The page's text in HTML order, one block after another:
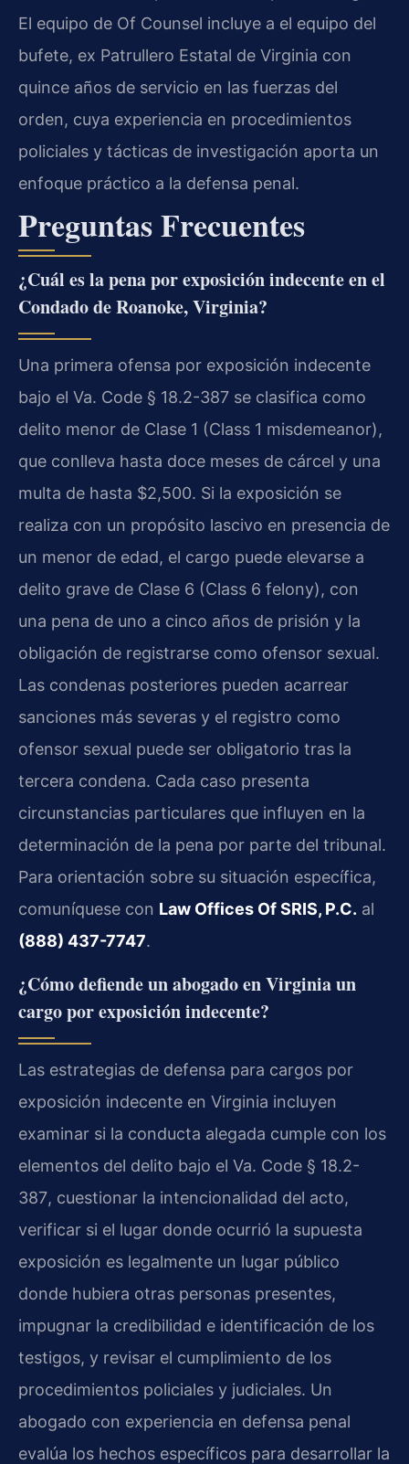
El equipo de Of Counsel incluye a el equipo del
bufete, ex Patrullero Estatal de Virginia con
quince años de servicio en las fuerzas del
orden, cuya experiencia en procedimientos
policiales y tácticas de investigación aporta un
enfoque práctico a la defensa penal.
Preguntas Frecuentes
¿Cuál es la pena por exposición indecente en el
Condado de Roanoke, Virginia?
Una primera ofensa por exposición indecente
bajo el Va. Code § 18.2-387 se clasifica como
delito menor de Clase 1 (Class 1 misdemeanor),
que conlleva hasta doce meses de cárcel y una
multa de hasta $2,500. Si la exposición se
realiza con un propósito lascivo en presencia de
un menor de edad, el cargo puede elevarse a
delito grave de Clase 6 (Class 6 felony), con
una pena de uno a cinco años de prisión y la
obligación de registrarse como ofensor sexual.
Las condenas posteriores pueden acarrear
sanciones más severas y el registro como
ofensor sexual puede ser obligatorio tras la
tercera condena. Cada caso presenta
circunstancias particulares que influyen en la
determinación de la pena por parte del tribunal.
Para orientación sobre su situación específica,
comuníquese con Law Offices Of SRIS, P.C. al
(888) 437-7747.
¿Cómo defiende un abogado en Virginia un
cargo por exposición indecente?
Las estrategias de defensa para cargos por
exposición indecente en Virginia incluyen
examinar si la conducta alegada cumple con los
elementos del delito bajo el Va. Code § 18.2-
387, cuestionar la intencionalidad del acto,
verificar si el lugar donde ocurrió la supuesta
exposición es legalmente un lugar público
donde hubiera otras personas presentes,
impugnar la credibilidad e identificación de los
testigos, y revisar el cumplimiento de los
procedimientos policiales y judiciales. Un
abogado con experiencia en defensa penal
evalúa los hechos específicos para desarrollar la